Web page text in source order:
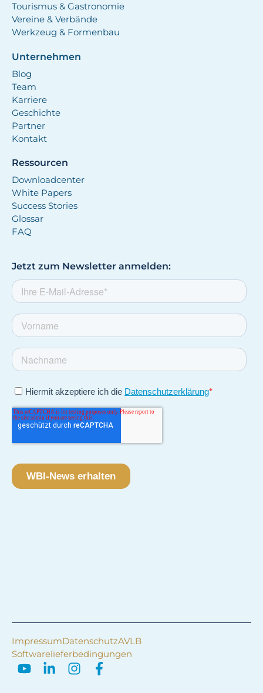
Tourismus & Gastronomie
Vereine & Verbände
Werkzeug & Formenbau
Unternehmen
Blog
Team
Karriere
Geschichte
Partner
Kontakt
Ressourcen
Downloadcenter
White Papers
Success Stories
Glossar
FAQ
Jetzt zum Newsletter anmelden:
ImpressumDatenschutzAVLB
Softwarelieferbedingungen